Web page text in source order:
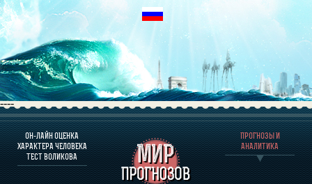
----
ОН-ЛАЙН ОЦЕНКА
ХАРАКТЕРА ЧЕЛОВЕКА
ТЕСТ ВОЛИКОВА
ПРОГНОЗЫ И
АНАЛИТИКА
О ПРОГРАММЕ
ОЦЕНКА ХАРАКТЕРA ЧЕЛОВЕКА
ОЦЕНКА ХАРАКТЕРА ВЫДАЮЩИХСЯ ЛИЧНОСТЕЙ